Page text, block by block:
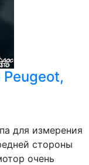
для измерения
стороны
очень